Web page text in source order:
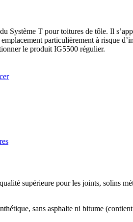
Système T pour toitures de tôle. Il
particulièrement à risque
le produit IG5500 régulier.
supérieure pour les joints, solins
sans asphalte ni bitume